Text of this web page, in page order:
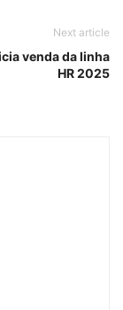
Next article
venda da linha
HR 2025